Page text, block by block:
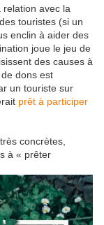
relation avec la
touristes (si un
enclin à aider des
joue le jeu de
des causes à
dons est
un touriste sur
prêt à participer
concrètes,
à « prêter